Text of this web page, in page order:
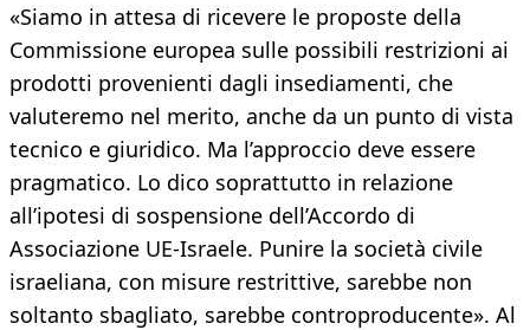
«Siamo in attesa di ricevere le proposte della
Commissione europea sulle possibili restrizioni ai
prodotti provenienti dagli insediamenti, che
valuteremo nel merito, anche da un punto di vista
tecnico e giuridico. Ma l’approccio deve essere
pragmatico. Lo dico soprattutto in relazione
all’ipotesi di sospensione dell’Accordo di
Associazione UE-Israele. Punire la società civile
israeliana, con misure restrittive, sarebbe non
soltanto sbagliato, sarebbe controproducente». Al